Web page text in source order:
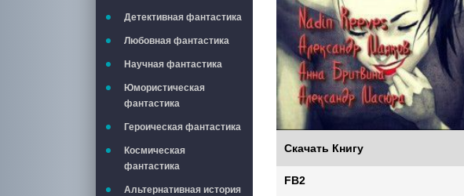
Детективная фантастика
Любовная фантастика
Научная фантастика
Юмористическая
фантастика
Героическая фантастика
Космическая
фантастика
Альтернативная история
Скачать Книгу
FB2